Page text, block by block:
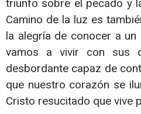
triunfo sobre el pecado y
Camino de la luz es
la alegría de conocer a
vamos a vivir con sus
desbordante capaz de
que nuestro corazón se
Cristo resucitado que vive